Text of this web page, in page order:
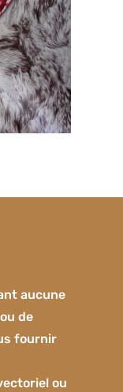
aucune
de
fournir
ou